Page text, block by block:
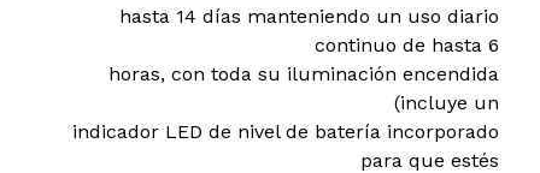
hasta 14 días manteniendo un uso diario
continuo de hasta 6
horas, con toda su iluminación encendida
(incluye un
indicador LED de nivel de batería incorporado
para que estés